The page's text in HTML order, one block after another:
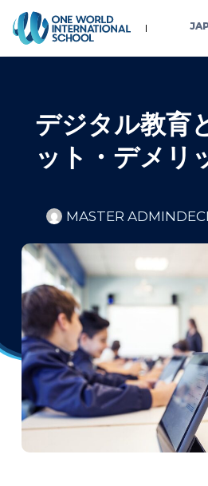
デジタル教育
ット・デメリ
MASTER ADMIN